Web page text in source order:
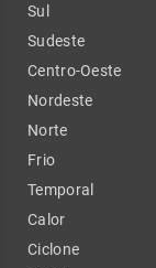
Sul
Sudeste
Centro-Oeste
Nordeste
Norte
Frio
Temporal
Calor
Ciclone